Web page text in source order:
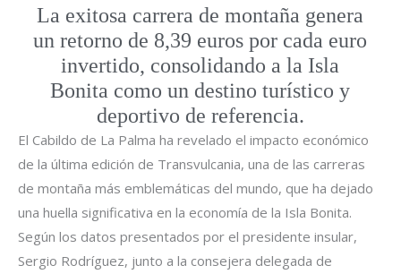
La exitosa carrera de montaña genera
un retorno de 8,39 euros por cada euro
invertido, consolidando a la Isla
Bonita como un destino turístico y
deportivo de referencia.
El Cabildo de La Palma ha revelado el impacto económico
de la última edición de Transvulcania, una de las carreras
de montaña más emblemáticas del mundo, que ha dejado
una huella significativa en la economía de la Isla Bonita.
Según los datos presentados por el presidente insular,
Sergio Rodríguez, junto a la consejera delegada de